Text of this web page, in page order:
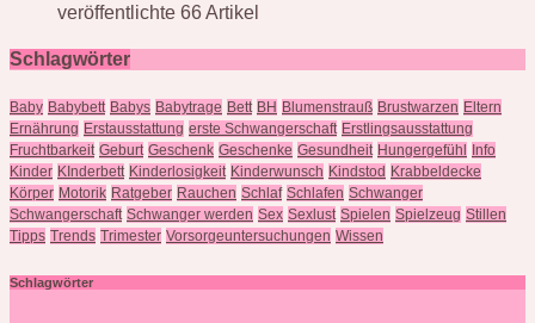
veröffentlichte 66 Artikel
Schlagwörter
Baby Babybett Babys Babytrage Bett BH Blumenstrauß Brustwarzen Eltern
Ernährung Erstausstattung erste Schwangerschaft Erstlingsausstattung
Fruchtbarkeit Geburt Geschenk Geschenke Gesundheit Hungergefühl
Info
Kinder KInderbett Kinderlosigkeit Kinderwunsch Kindstod Krabbeldecke
Körper Motorik Ratgeber Rauchen Schlaf Schlafen Schwanger
Schwangerschaft Schwanger werden Sex Sexlust Spielen Spielzeug Stillen
Tipps Trends Trimester Vorsorgeuntersuchungen Wissen
Schlagwörter